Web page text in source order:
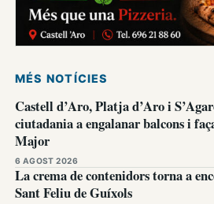
MÉS NOTÍCIES
Castell d’Aro, Platja d’Aro i
ciutadania a engalanar balcons i
Major
6 AGOST 2026
La crema de contenidors torna a
Sant Feliu de Guíxols